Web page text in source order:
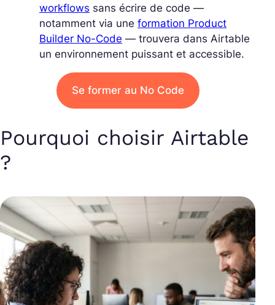
workflows sans écrire de code —
notamment via une formation Product
Builder No-Code — trouvera dans Airtable
un environnement puissant et accessible.
Se former au No Code
Pourquoi choisir Airtable
?